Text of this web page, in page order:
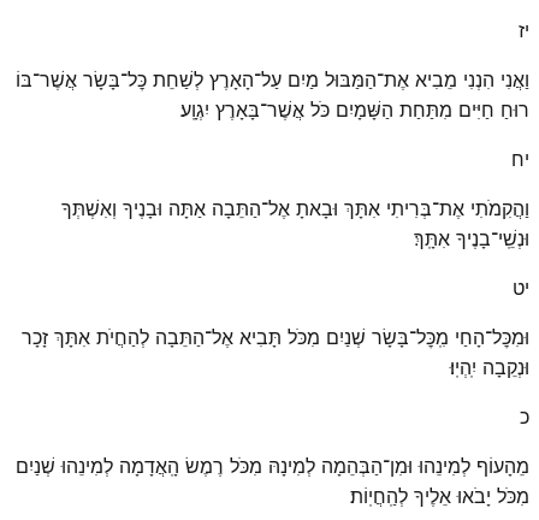
יז
וַאֲנִי הִנְנִי מֵבִיא אֶת־הַמַּבּוּל מַיִם עַל־הָאָרֶץ לְשַׁחֵת כׇּל־בָּשָׂר אֲשֶׁר־בּוֹ
רוּחַ חַיִּים מִתַּחַת הַשָּׁמָיִם כֹּל אֲשֶׁר־בָּאָרֶץ יִגְוָֽע׃
יח
וַהֲקִמֹתִי אֶת־בְּרִיתִי אִתָּךְ וּבָאתָ אֶל־הַתֵּבָה אַתָּה וּבָנֶיךָ וְאִשְׁתְּךָ
וּנְשֵֽׁי־בָנֶיךָ אִתָּֽךְ׃
יט
וּמִכׇּל־הָחַי מִֽכׇּל־בָּשָׂר שְׁנַיִם מִכֹּל תָּבִיא אֶל־הַתֵּבָה לְהַחֲיֹת אִתָּךְ זָכָר
וּנְקֵבָה יִֽהְיֽוּ׃
כ
מֵהָעוֹף לְמִינֵהוּ וּמִן־הַבְּהֵמָה לְמִינָהּ מִכֹּל רֶמֶשׂ הָֽאֲדָמָה לְמִינֵהוּ שְׁנַיִם
מִכֹּל יָבֹאוּ אֵלֶיךָ לְהַֽחֲיֽוֹת׃